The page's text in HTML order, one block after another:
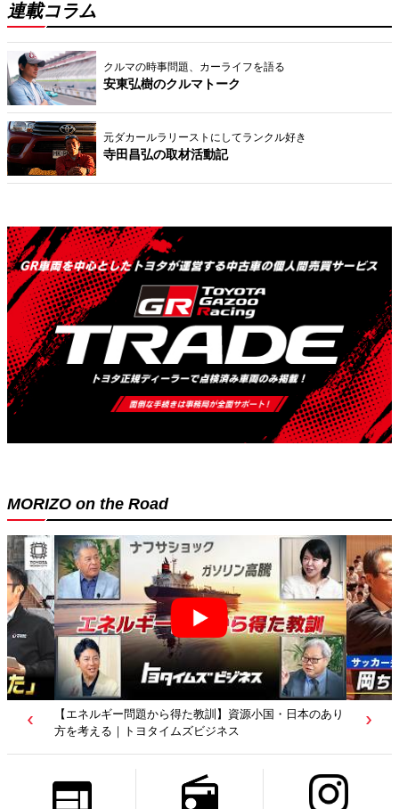
連載コラム
クルマの時事問題、カーライフを語る
安東弘樹のクルマトーク
元ダカールラリーストにしてランクル好き
寺田昌弘の取材活動記
MORIZO on the Road
【若者たちへ】岡田武史さんが“特別授業”で語ったこと
｜サッカー日本代表元監督｜トヨタイムズニュース